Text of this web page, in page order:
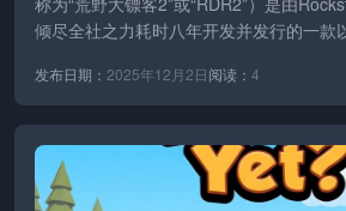
倾尽全社之力耗时八年开发并发行的一
发布日期： 2025年12月2日阅读： 4